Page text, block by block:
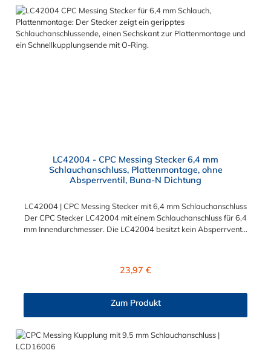
LC42004 - CPC Messing Stecker 6,4 mm
Schlauchanschluss, Plattenmontage, ohne
Absperrventil, Buna-N Dichtung
LC42004 | CPC Messing Stecker mit 6,4 mm Schlauchanschluss
Der CPC Stecker LC42004 mit einem Schlauchanschluss für 6,4
mm Innendurchmesser. Die LC42004 besitzt kein Absperrventil,
11,1 mm. Sie können diesen CPC Stecker mit den Serien der
bietet eine große Auswahl an Konfigurationen, um die
erfüllen. Die Colder Products Company Serie ist ein
leistungsstarkes, hochzuverlässiges Steckverbindersystem, das
Regulärer Preis:
23,97 €
Zum Produkt